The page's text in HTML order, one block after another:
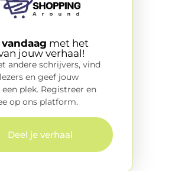
met het
jouw verhaal!
andere schrijvers, vind
en geef jouw
plek. Registreer en
op ons platform.
Deel je verhaal